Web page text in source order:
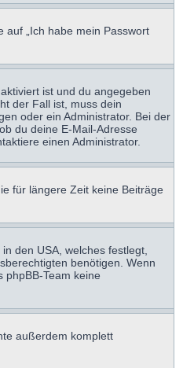
auf „Ich habe mein Passwort
ist und du angegeben
der Fall ist, muss dein
oder ein Administrator. Bei der
du deine E-Mail-Adresse
einen Administrator.
für längere Zeit keine Beiträge
den USA, welches festlegt,
benötigen. Wenn
Team keine
außerdem komplett